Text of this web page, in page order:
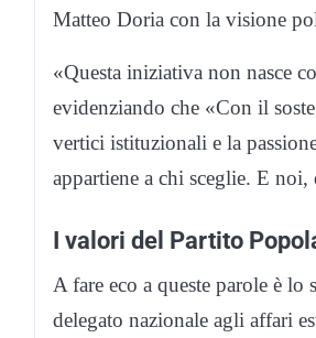
Matteo Doria con la visione
«Questa iniziativa non nasce
evidenziando che «Con il
vertici istituzionali e la
appartiene a chi sceglie. E noi,
I valori del Partito
A fare eco a queste parole è
delegato nazionale agli affari